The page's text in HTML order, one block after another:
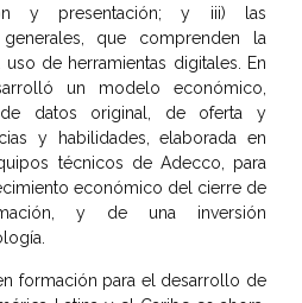
y presentación; y iii) las
que comprenden la
de herramientas digitales. En
un modelo económico,
datos original, de oferta y
y habilidades, elaborada en
técnicos de Adecco, para
económico del cierre de
y de una inversión
formación para el desarrollo de